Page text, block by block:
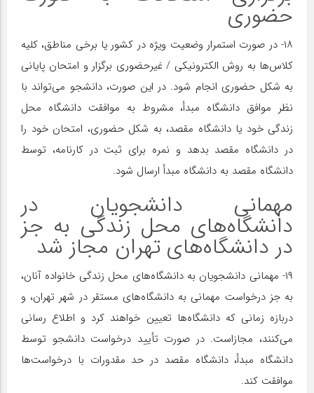
حضوری
۱۸- در صورت استمرار وضعیت ویژه در کشور یا برخی مناطق، کلیه
کلاس‌ها به روش الکترونیکی / غیرحضوری برگزار و امتحان پایانی
به شکل حضوری انجام شود. در این صورت، دانشجو می‌تواند با
نظر موافق دانشگاه مبدأ، مشروط به موافقت دانشگاه محل
زندگی خود یا دانشگاه مقصد، به شکل حضوری، امتحان خود را
در دانشگاه مقصد بدهد و نمره برای ثبت در کارنامه، توسط
دانشگاه مقصد به دانشگاه مبدأ ارسال شود.
مهمانی دانشجویان در
دانشگاه‌های محل زندگی به جز
در دانشگاه‌های تهران مجاز شد
۱۹- مهمانی دانشجویان به دانشگاه‌های محل زندگی خانواده آنان،
به جز درخواست مهمانی به دانشگاه‌های مستقر در شهر تهران، و
دربازه زمانی که دانشگاه‌ها تعیین خواهند کرد و اطلاع رسانی
می‌کنند، مجازاست. در صورت تأیید درخواست دانشجو توسط
دانشگاه مبدأ، دانشگاه مقصد در حد مقدورات با درخواست‌ها
موافقت کند.